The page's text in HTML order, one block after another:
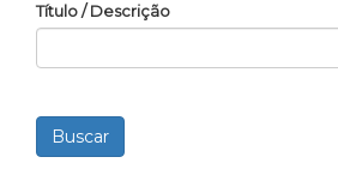
Título / Descrição